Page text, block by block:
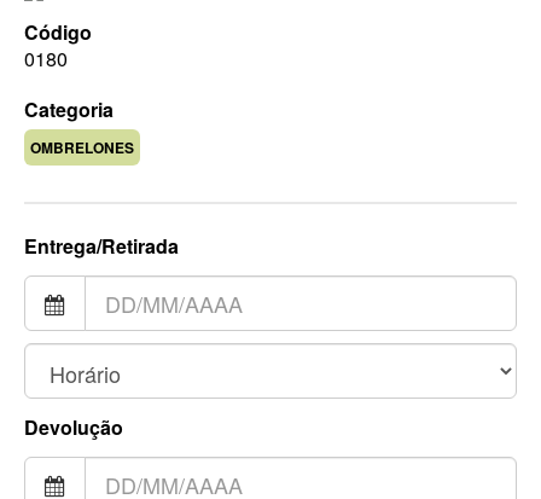
Código
0180
Categoria
OMBRELONES
Entrega/Retirada
Devolução